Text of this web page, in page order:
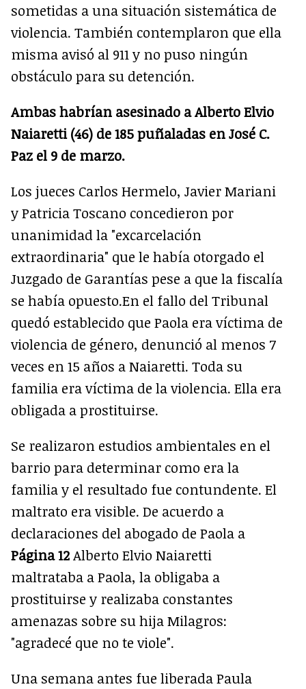
sometidas a una situación sistemática de
violencia. También contemplaron que ella
misma avisó al 911 y no puso ningún
obstáculo para su detención.
Ambas habrían asesinado a Alberto Elvio
Naiaretti (46) de 185 puñaladas en José C.
Paz el 9 de marzo.
Los jueces Carlos Hermelo, Javier Mariani
y Patricia Toscano concedieron por
unanimidad la "excarcelación
extraordinaria" que le había otorgado el
Juzgado de Garantías pese a que la fiscalía
se había opuesto.En el fallo del Tribunal
quedó establecido que Paola era víctima de
violencia de género, denunció al menos 7
veces en 15 años a Naiaretti. Toda su
familia era víctima de la violencia. Ella era
obligada a prostituirse.
Se realizaron estudios ambientales en el
barrio para determinar como era la
familia y el resultado fue contundente. El
maltrato era visible. De acuerdo a
declaraciones del abogado de Paola a
Página 12Alberto Elvio Naiaretti
maltrataba a Paola, la obligaba a
prostituirse y realizaba constantes
amenazas sobre su hija Milagros:
"agradecé que no te viole".
Una semana antes fue liberada Paula